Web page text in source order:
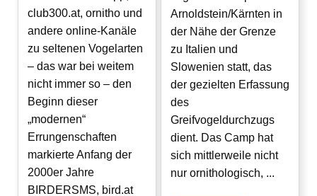
club300.at, ornitho und
andere online-Kanäle
zu seltenen Vogelarten
– das war bei weitem
nicht immer so – den
Beginn dieser
„modernen“
Errungenschaften
markierte Anfang der
2000er Jahre
BIRDERSMS, bird.at
Arnoldstein/Kärnten in
der Nähe der Grenze
zu Italien und
Slowenien statt, das
der gezielten Erfassung
des
Greifvogeldurchzugs
dient. Das Camp hat
sich mittlerweile nicht
nur ornithologisch, ...